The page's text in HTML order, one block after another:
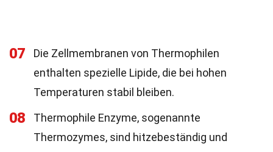
07
Die Zellmembranen von Thermophilen
enthalten spezielle Lipide, die bei hohen
Temperaturen stabil bleiben.
08
Thermophile Enzyme, sogenannte
Thermozymes, sind hitzebeständig und